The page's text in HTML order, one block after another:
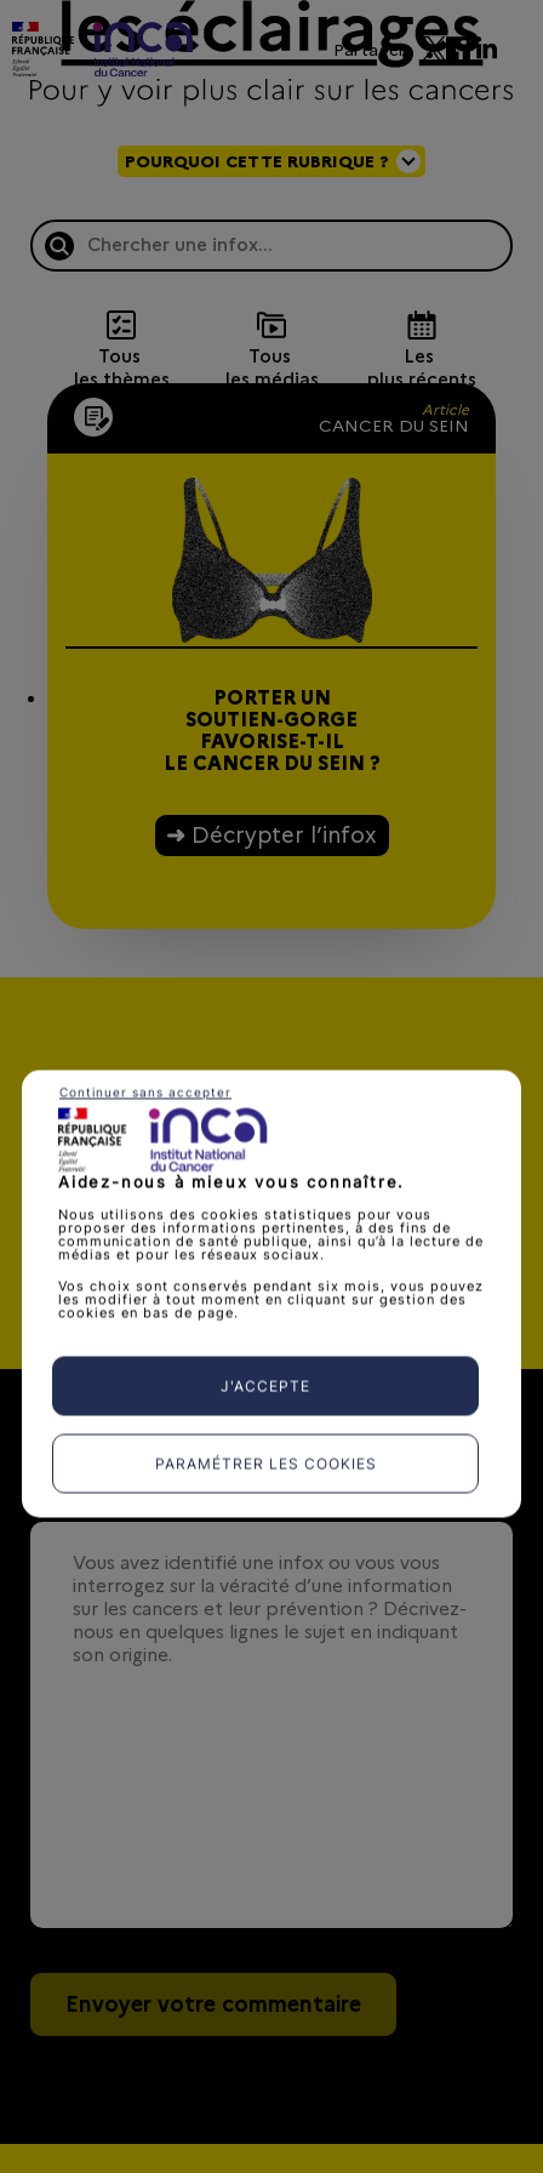
Partager
POURQUOI CETTE RUBRIQUE ?
Tous
les thèmes
Tous
les médias
Les
plus récents
Article
CANCER DU SEIN
PORTER UN
SOUTIEN-GORGE
FAVORISE-T-IL
LE CANCER DU SEIN ?
Décrypter l’infox
Je souhaite être alerté par mail dès
qu’une nouvelle infox est publiée
Valider
Soumettre une infox
0 / 500
Envoyer votre commentaire
Aidez-nous à mieux vous connaître.
Nous utilisons des cookies statistiques pour vous
proposer des informations pertinentes, à des fins de
communication de santé publique, ainsi qu’à la lecture de
médias et pour les réseaux sociaux.
Vos choix sont conservés pendant six mois, vous pouvez
les modifier à tout moment en cliquant sur gestion des
cookies en bas de page.
J'ACCEPTE
PARAMÉTRER LES COOKIES
Continuer sans accepter